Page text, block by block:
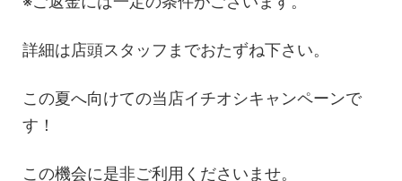
詳細は店頭スタッフまでおたずね下さい。
この夏へ向けての当店イチオシキャンペーンで
す！
この機会に是非ご利用くださいませ。